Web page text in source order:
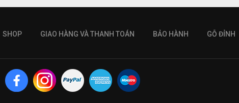
SHOP GIAO HÀNG VÀ THANH TOÁN BẢO HÀNH GỖ ĐỈNH